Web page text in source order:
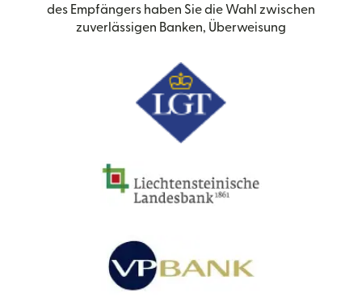
des Empfängers haben Sie die Wahl zwischen
zuverlässigen Banken, Überweisung